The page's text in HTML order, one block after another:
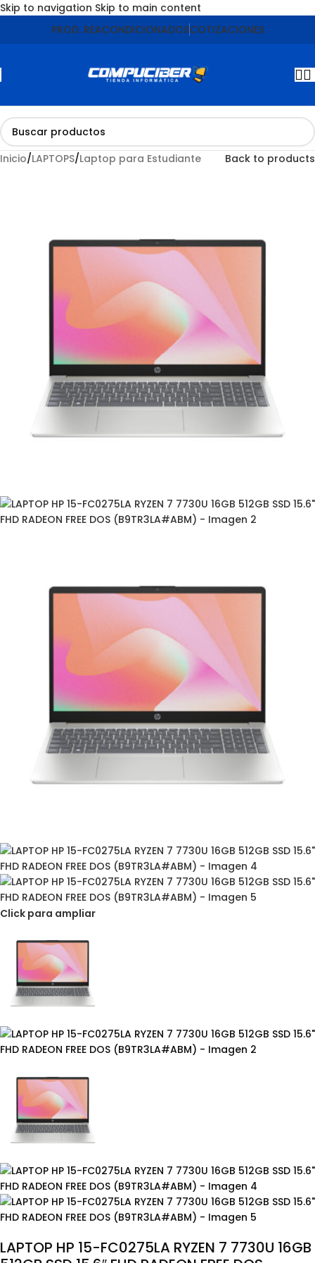
Skip to navigation Skip to main content
PROD. REACONDICIONADOSCOTIZACIONES
Inicio/LAPTOPS/Laptop para Estudiante Back to products
Click para ampliar
LAPTOP HP 15-FC0275LA RYZEN 7 7730U 16GB